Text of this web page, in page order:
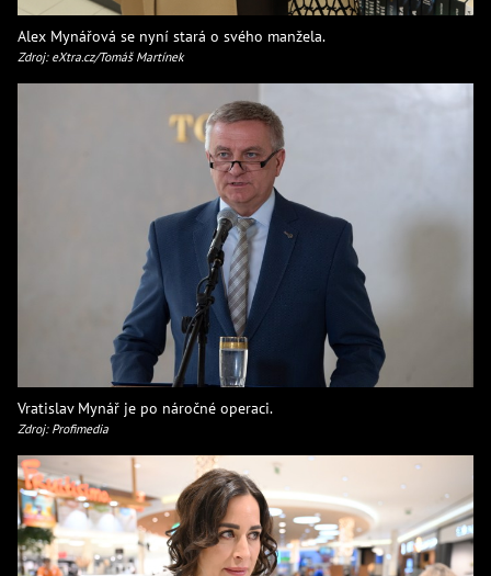
Alex Mynářová se nyní stará o svého manžela.
Zdroj: eXtra.cz/Tomáš Martínek
Vratislav Mynář je po náročné operaci.
Zdroj: Profimedia